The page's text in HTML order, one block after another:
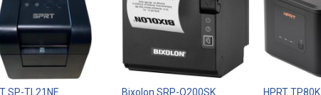
SP-TL21NE Bixolon SRP-Q200SK HPRT